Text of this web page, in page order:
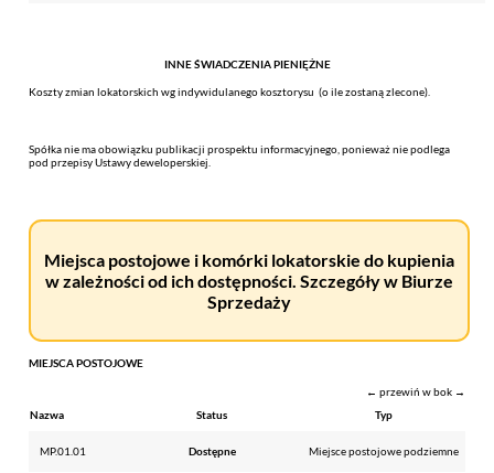
INNE ŚWIADCZENIA PIENIĘŻNE
Koszty zmian lokatorskich wg indywidulanego kosztorysu (o ile zostaną zlecone).
Spółka nie ma obowiązku publikacji prospektu informacyjnego, ponieważ nie podlega
pod przepisy Ustawy deweloperskiej.
Miejsca postojowe i komórki lokatorskie do kupienia
w zależności od ich dostępności. Szczegóły w Biurze
Sprzedaży
MIEJSCA POSTOJOWE
← przewiń w bok →
Nazwa
Status Typ
MP.01.01 Dostępne Miejsce postojowe podziemne